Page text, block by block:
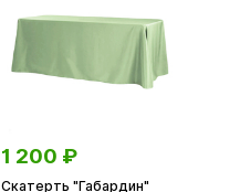
1 200 ₽
Скатерть "Габардин"